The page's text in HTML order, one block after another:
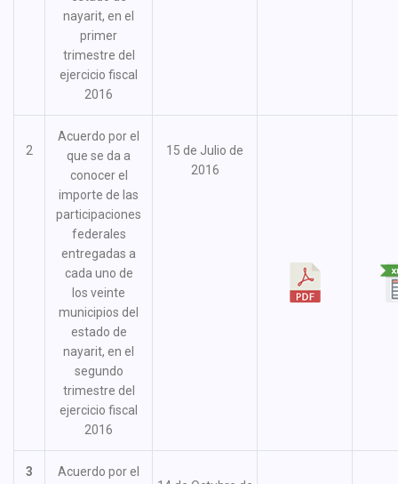
nayarit, en el
primer
trimestre del
ejercicio fiscal
2016
2
Acuerdo por el
que se da a
conocer el
importe de las
participaciones
federales
entregadas a
cada uno de
los veinte
municipios del
estado de
nayarit, en el
segundo
trimestre del
ejercicio fiscal
2016
15 de Julio de
2016
3
Acuerdo por el